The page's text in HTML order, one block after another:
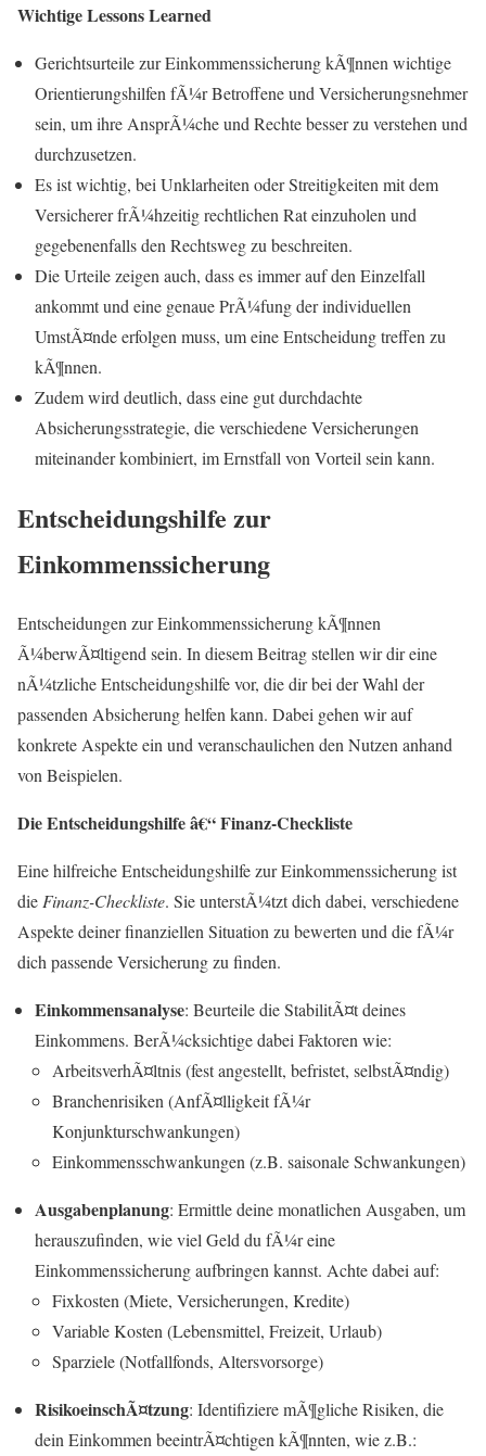
Wichtige Lessons Learned
Gerichtsurteile zur Einkommenssicherung kÃ¶nnen wichtige
Orientierungshilfen fÃ¼r Betroffene und Versicherungsnehmer
sein, um ihre AnsprÃ¼che und Rechte besser zu verstehen und
durchzusetzen.
Es ist wichtig, bei Unklarheiten oder Streitigkeiten mit dem
Versicherer frÃ¼hzeitig rechtlichen Rat einzuholen und
gegebenenfalls den Rechtsweg zu beschreiten.
Die Urteile zeigen auch, dass es immer auf den Einzelfall
ankommt und eine genaue PrÃ¼fung der individuellen
UmstÃ¤nde erfolgen muss, um eine Entscheidung treffen zu
kÃ¶nnen.
Zudem wird deutlich, dass eine gut durchdachte
Absicherungsstrategie, die verschiedene Versicherungen
miteinander kombiniert, im Ernstfall von Vorteil sein kann.
Entscheidungshilfe zur
Einkommenssicherung
Entscheidungen zur Einkommenssicherung kÃ¶nnen
Ã¼berwÃ¤ltigend sein. In diesem Beitrag stellen wir dir eine
nÃ¼tzliche Entscheidungshilfe vor, die dir bei der Wahl der
passenden Absicherung helfen kann. Dabei gehen wir auf
konkrete Aspekte ein und veranschaulichen den Nutzen anhand
von Beispielen.
Die Entscheidungshilfe â€“ Finanz-Checkliste
Eine hilfreiche Entscheidungshilfe zur Einkommenssicherung ist
die Finanz-Checkliste. Sie unterstÃ¼tzt dich dabei, verschiedene
Aspekte deiner finanziellen Situation zu bewerten und die fÃ¼r
dich passende Versicherung zu finden.
Einkommensanalyse: Beurteile die StabilitÃ¤t deines
Einkommens. BerÃ¼cksichtige dabei Faktoren wie:
ArbeitsverhÃ¤ltnis (fest angestellt, befristet, selbstÃ¤ndig)
Branchenrisiken (AnfÃ¤lligkeit fÃ¼r
Konjunkturschwankungen)
Einkommensschwankungen (z.B. saisonale Schwankungen)
Ausgabenplanung: Ermittle deine monatlichen Ausgaben, um
herauszufinden, wie viel Geld du fÃ¼r eine
Einkommenssicherung aufbringen kannst. Achte dabei auf:
Fixkosten (Miete, Versicherungen, Kredite)
Variable Kosten (Lebensmittel, Freizeit, Urlaub)
Sparziele (Notfallfonds, Altersvorsorge)
RisikoeinschÃ¤tzung: Identifiziere mÃ¶gliche Risiken, die
dein Einkommen beeintrÃ¤chtigen kÃ¶nnten, wie z.B.: